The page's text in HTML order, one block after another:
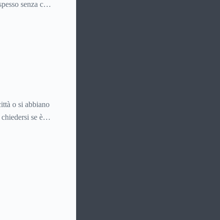
senza che
o si abbiano
se è